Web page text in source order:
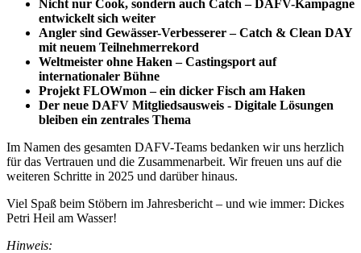
Nicht nur Cook, sondern auch Catch – DAFV-Kampagne
entwickelt sich weiter
Angler sind Gewässer-Verbesserer – Catch & Clean DAY
mit neuem Teilnehmerrekord
Weltmeister ohne Haken – Castingsport auf
internationaler Bühne
Projekt FLOWmon – ein dicker Fisch am Haken
Der neue DAFV Mitgliedsausweis - Digitale Lösungen
bleiben ein zentrales Thema
Im Namen des gesamten DAFV-Teams bedanken wir uns herzlich
für das Vertrauen und die Zusammenarbeit. Wir freuen uns auf die
weiteren Schritte in 2025 und darüber hinaus.
Viel Spaß beim Stöbern im Jahresbericht – und wie immer: Dickes
Petri Heil am Wasser!
Hinweis: